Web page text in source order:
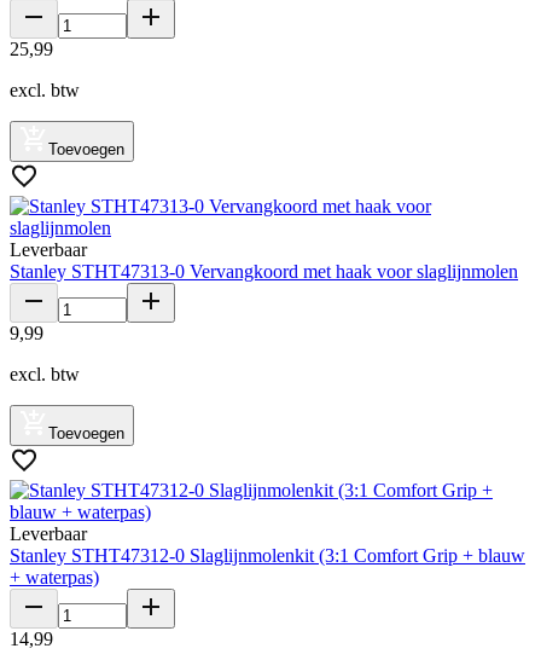
25,99
excl. btw
Toevoegen
Leverbaar
Stanley STHT47313-0 Vervangkoord met haak voor slaglijnmolen
9,99
excl. btw
Toevoegen
Leverbaar
Stanley STHT47312-0 Slaglijnmolenkit (3:1 Comfort Grip + blauw
+ waterpas)
14,99